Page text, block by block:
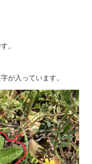
。
が入っています。